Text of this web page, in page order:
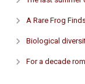
A Rare Frog
Biological
For a decade